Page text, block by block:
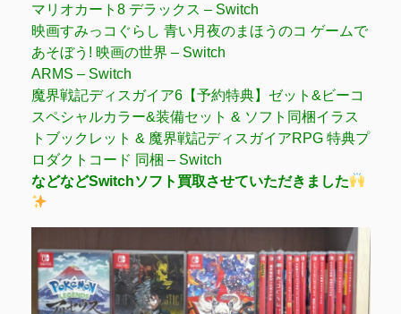
マリオカート8 デラックス – Switch
映画すみっコぐらし 青い月夜のまほうのコ ゲームで
あそぼう! 映画の世界 – Switch
ARMS – Switch
魔界戦記ディスガイア6【予約特典】ゼット&ビーコ
スペシャルカラー&装備セット & ソフト同梱イラス
トブックレット & 魔界戦記ディスガイアRPG 特典プ
ロダクトコード 同梱 – Switch
などなどSwitchソフト買取させていただきました